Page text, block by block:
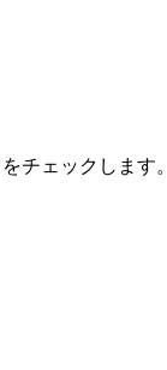
チェックします。